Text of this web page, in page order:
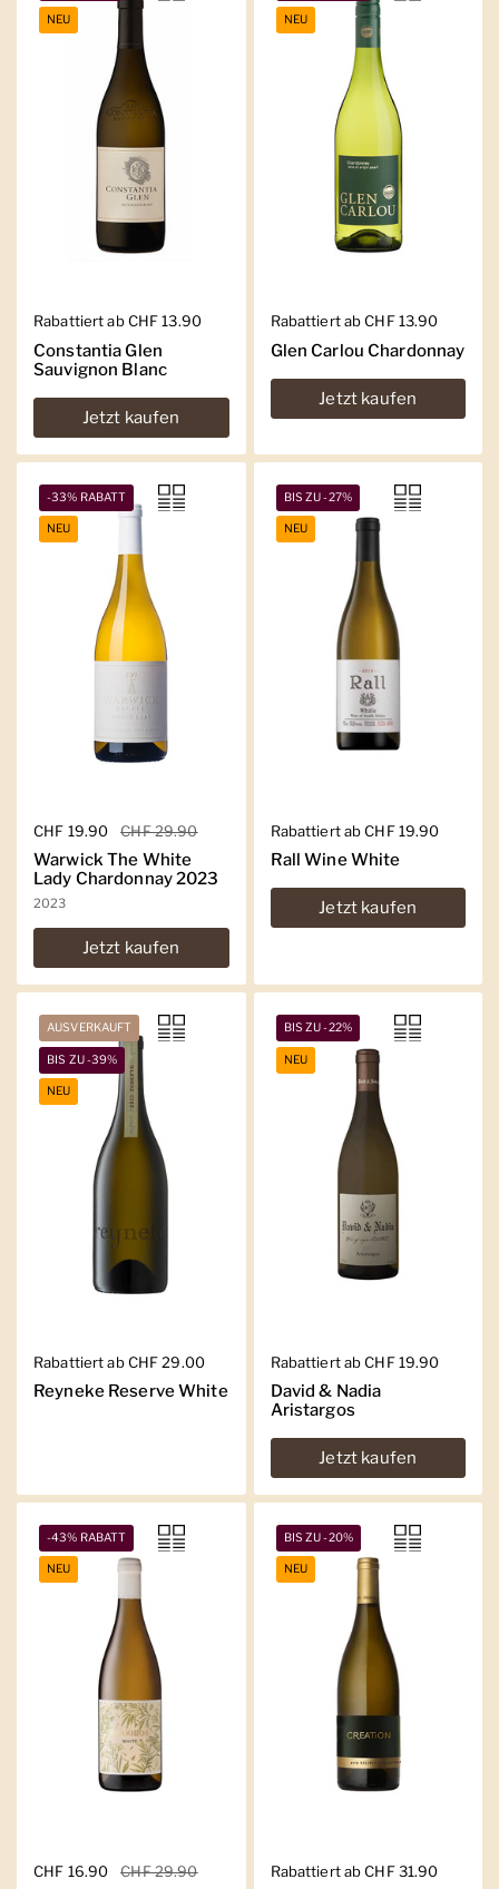
Regulärer Preis
Rabattiert ab CHF 13.90
Constantia Glen
Sauvignon Blanc
Jetzt kaufen
NEU
Regulärer Preis
Rabattiert ab CHF 13.90
Glen Carlou Chardonnay
Jetzt kaufen
NEU
Regulärer Preis
CHF 19.90 Sale-Preis
CHF 29.90
Warwick The White
Lady Chardonnay 2023
2023
Jetzt kaufen
-33% RABATT
NEU
Regulärer Preis
Rabattiert ab CHF 19.90
Rall Wine White
Jetzt kaufen
BIS ZU -27%
NEU
Regulärer Preis
Rabattiert ab CHF 29.00
Reyneke Reserve White
AUSVERKAUFT
BIS ZU -39%
NEU
Regulärer Preis
Rabattiert ab CHF 19.90
David & Nadia
Aristargos
Jetzt kaufen
BIS ZU -22%
NEU
Regulärer Preis
CHF 16.90 Sale-Preis
CHF 29.90
-43% RABATT
NEU
Regulärer Preis
Rabattiert ab CHF 31.90
BIS ZU -20%
NEU